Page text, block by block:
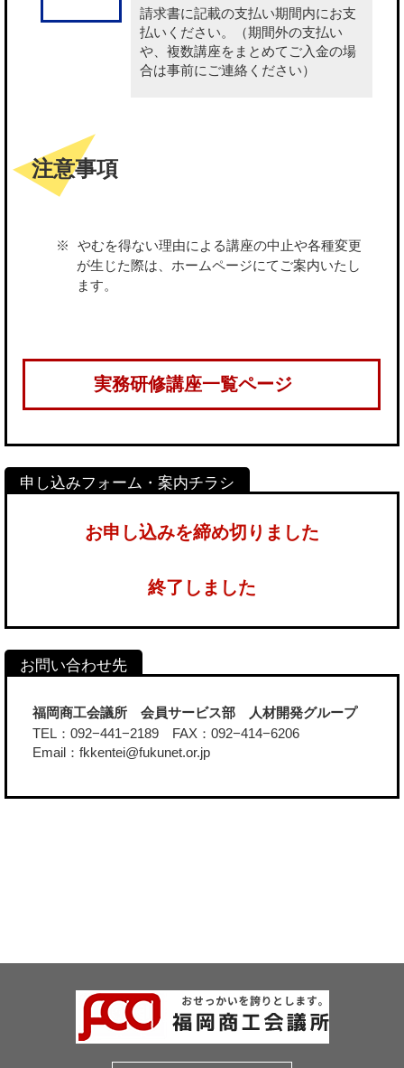
請求書に記載の支払い期間内にお支
払いください。（期間外の支払い
や、複数講座をまとめてご入金の場
合は事前にご連絡ください）
注意事項
やむを得ない理由による講座の中止や各種変更
が生じた際は、ホームページにてご案内いたし
ます。
実務研修講座一覧ページ
お申し込みを締め切りました
終了しました
福岡商工会議所 会員サービス部 人材開発グループ
TEL：092−441−2189 FAX：092−414−6206
Email：fkkentei@fukunet.or.jp